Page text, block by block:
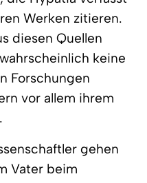
Werken zitieren.
diesen Quellen
keine
Forschungen
vor allem ihrem
gehen
Vater beim